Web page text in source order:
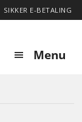
SIKKER E-BETALING
Menu